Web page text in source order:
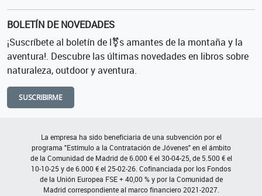
BOLETÍN DE NOVEDADES
¡Suscríbete al boletín de l⚧s amantes de la montaña y la
aventura!. Descubre las últimas novedades en libros sobre
naturaleza, outdoor y aventura.
SUSCRIBIRME
La empresa ha sido beneficiaria de una subvención por el
programa "Estímulo a la Contratación de Jóvenes" en el ámbito
de la Comunidad de Madrid de 6.000 € el 30-04-25, de 5.500 € el
10-10-25 y de 6.000 € el 25-02-26. Cofinanciada por los Fondos
de la Unión Europea FSE + 40,00 % y por la Comunidad de
Madrid correspondiente al marco financiero 2021-2027.